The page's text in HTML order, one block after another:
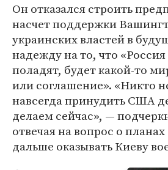
Он отказался строить
насчет поддержки
украинских властей в
надежду на то, что
поладят, будет какой-то
или соглашение». «Никто
навсегда принудить США
делаем сейчас», —
отвечая на вопрос о
дальше оказывать Киеву